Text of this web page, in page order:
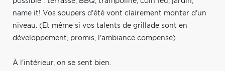
name it! Vos soupers d'été vont clairement monter d'un
niveau. (Et même si vos talents de grillade sont en
développement, promis, l'ambiance compense)
À l'intérieur, on se sent bien.